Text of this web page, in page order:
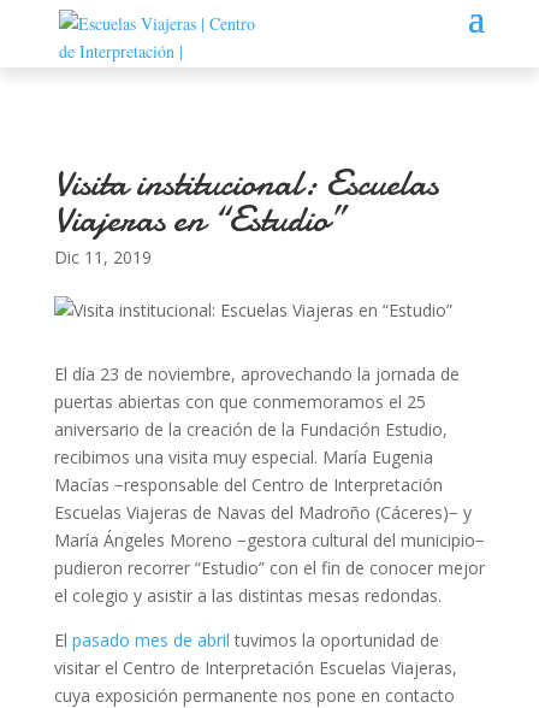
Visita institucional: Escuelas
Viajeras en “Estudio”
Dic 11, 2019
El día 23 de noviembre, aprovechando la jornada de
puertas abiertas con que conmemoramos el 25
aniversario de la creación de la Fundación Estudio,
recibimos una visita muy especial. María Eugenia
Macías −responsable del Centro de Interpretación
Escuelas Viajeras de Navas del Madroño (Cáceres)− y
María Ángeles Moreno −gestora cultural del municipio−
pudieron recorrer “Estudio” con el fin de conocer mejor
el colegio y asistir a las distintas mesas redondas.
El pasado mes de abril tuvimos la oportunidad de
visitar el Centro de Interpretación Escuelas Viajeras,
cuya exposición permanente nos pone en contacto